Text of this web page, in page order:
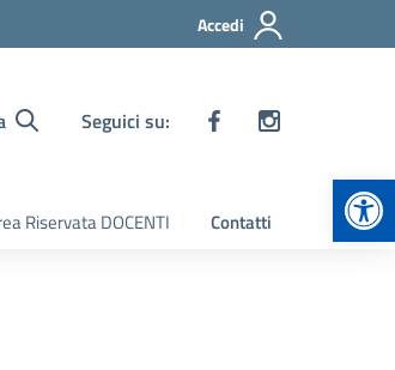
Accedi
Seguici su:
Riservata DOCENTI Contatti